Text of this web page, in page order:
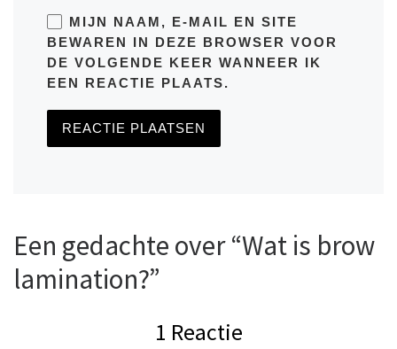
MIJN NAAM, E-MAIL EN SITE
BEWAREN IN DEZE BROWSER VOOR
DE VOLGENDE KEER WANNEER IK
EEN REACTIE PLAATS.
Een gedachte over “Wat is brow
lamination?”
1 Reactie